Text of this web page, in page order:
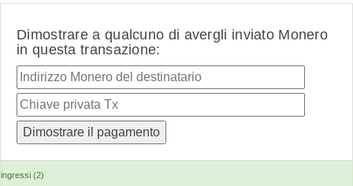
Dimostrare a qualcuno di avergli inviato Monero
in questa transazione:
ingressi (2)